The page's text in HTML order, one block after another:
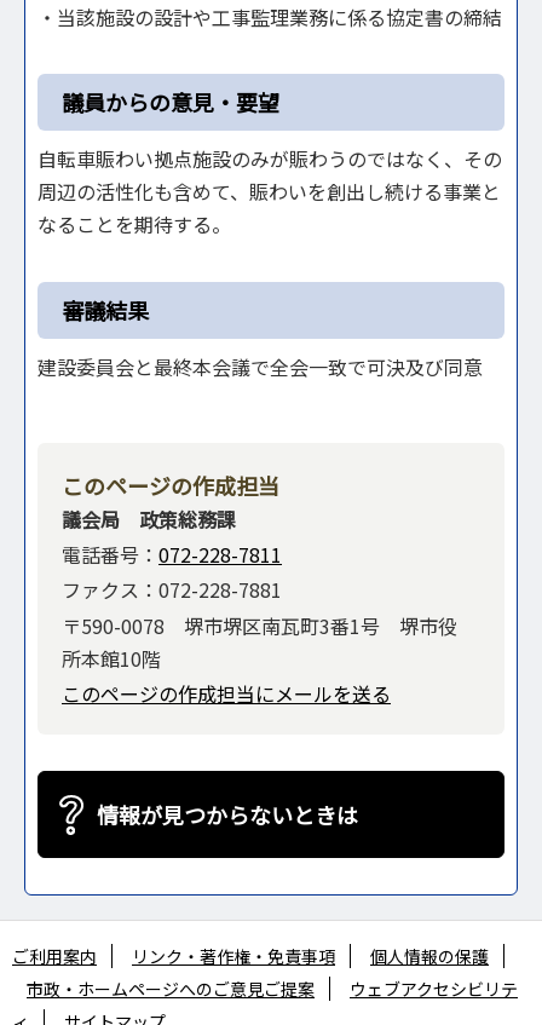
・当該施設の設計や工事監理業務に係る協定書の締結
議員からの意見・要望
自転車賑わい拠点施設のみが賑わうのではなく、その
周辺の活性化も含めて、賑わいを創出し続ける事業と
なることを期待する。
審議結果
建設委員会と最終本会議で全会一致で可決及び同意
このページの作成担当
議会局 政策総務課
電話番号： 072-228-7811
ファクス：072-228-7881
〒590-0078 堺市堺区南瓦町3番1号 堺市役
所本館10階
このページの作成担当にメールを送る
情報が見つからないときは
ご利用案内 リンク・著作権・免責事項
個人情報の保護
市政・ホームページへのご意見ご提案
ウェブアクセシビリテ